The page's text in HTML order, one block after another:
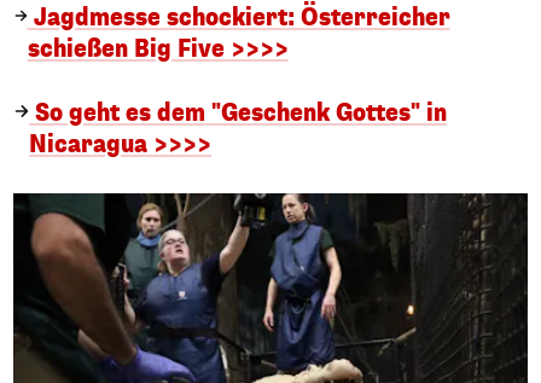
Jagdmesse schockiert: Österreicher
schießen Big Five >>>>
So geht es dem "Geschenk Gottes" in
Nicaragua >>>>